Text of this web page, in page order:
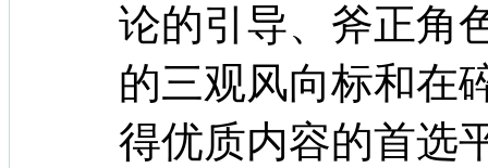
论的引导、斧正角
的三观风向标和在
得优质内容的首选